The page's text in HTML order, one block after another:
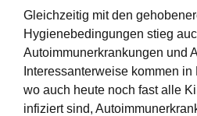
Gleichzeitig mit den
Hygienebedingungen stieg
Autoimmunerkrankungen und
Interessanterweise kommen
wo auch heute noch fast alle
infiziert sind,